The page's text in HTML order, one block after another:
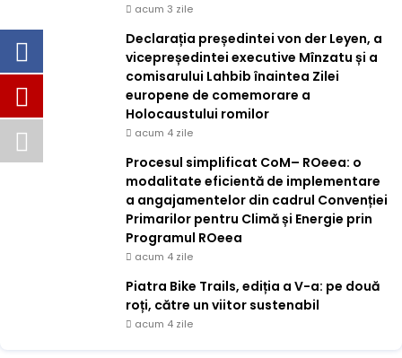
acum 3 zile
Declarația președintei von der Leyen, a
vicepreședintei executive Mînzatu și a
comisarului Lahbib înaintea Zilei
europene de comemorare a
Holocaustului romilor
acum 4 zile
Procesul simplificat CoM– ROeea: o
modalitate eficientă de implementare
a angajamentelor din cadrul Convenției
Primarilor pentru Climă și Energie prin
Programul ROeea
acum 4 zile
Piatra Bike Trails, ediția a V-a: pe două
roți, către un viitor sustenabil
acum 4 zile